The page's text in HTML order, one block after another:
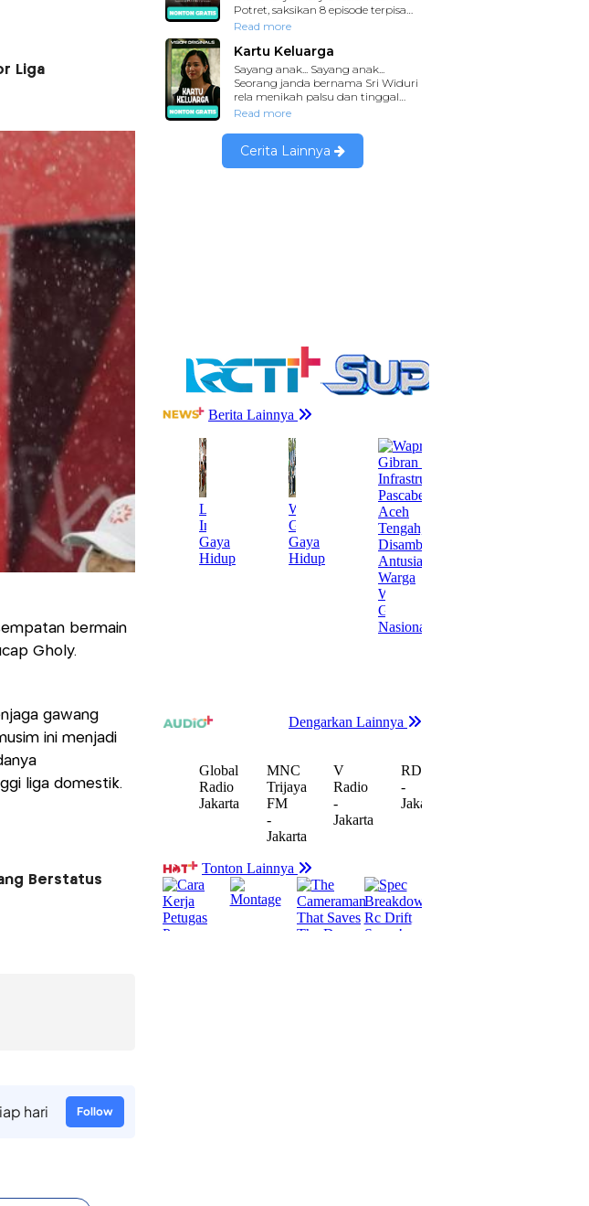
Liga
bermain
Gholy.
gawang
ini menjadi
liga domestik.
Berstatus
hari Follow